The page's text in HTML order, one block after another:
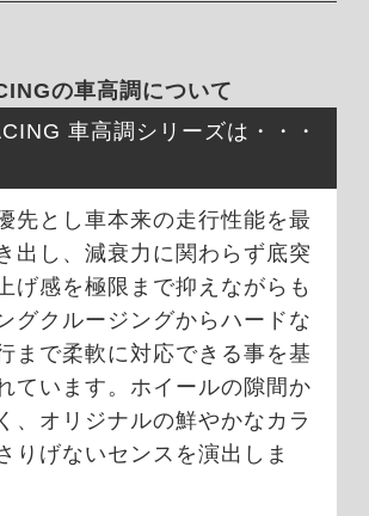
の車高調について
車高調シリーズは・・・
先とし車本来の走行性能を最
出し、減衰力に関わらず底突
げ感を極限まで抑えながらも
グクルージングからハードな
まで柔軟に対応できる事を基
ています。ホイールの隙間か
、オリジナルの鮮やかなカラ
りげないセンスを演出しま